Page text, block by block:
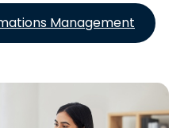
Management